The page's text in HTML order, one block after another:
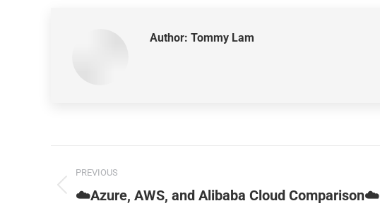
Author: Tommy Lam
PREVIOUS
☁️Azure, AWS, and Alibaba Cloud Comparison☁️